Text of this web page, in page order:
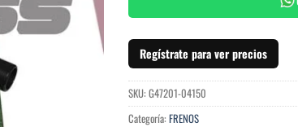
Regístrate para ver precios
SKU: G47201-04150
Categoría: FRENOS